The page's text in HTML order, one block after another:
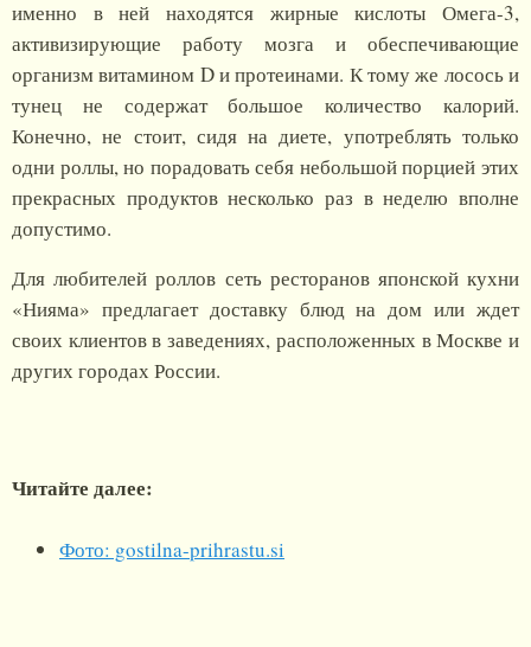
именно в ней находятся жирные кислоты Омега-3,
активизирующие работу мозга и обеспечивающие
организм витамином D и протеинами. К тому же лосось и
тунец не содержат большое количество калорий.
Конечно, не стоит, сидя на диете, употреблять только
одни роллы, но порадовать себя небольшой порцией этих
прекрасных продуктов несколько раз в неделю вполне
допустимо.
Для любителей роллов сеть ресторанов японской кухни
«Нияма» предлагает доставку блюд на дом или ждет
своих клиентов в заведениях, расположенных в Москве и
других городах России.
Читайте далее:
Фото: gostilna-prihrastu.si